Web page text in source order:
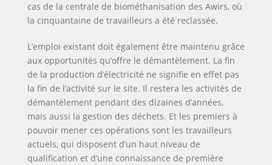
cas de la centrale de biométhanisation des Awirs, où
la cinquantaine de travailleurs a été reclassée.
L’emploi existant doit également être maintenu grâce
aux opportunités qu’offre le démantèlement. La fin
de la production d’électricité ne signifie en effet pas
la fin de l’activité sur le site. Il restera les activités de
démantèlement pendant des dizaines d’années,
mais aussi la gestion des déchets. Et les premiers à
pouvoir mener ces opérations sont les travailleurs
actuels, qui disposent d’un haut niveau de
qualification et d’une connaissance de première